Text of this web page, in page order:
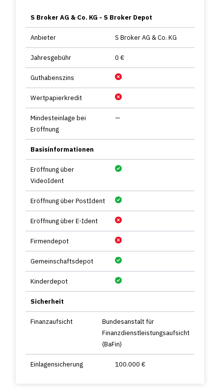
S Broker AG & Co. KG - S Broker Depot
Anbieter S Broker AG & Co. KG
Jahresgebühr 0 €
Guthabenszins
Wertpapierkredit
Mindesteinlage bei
Eröffnung
—
Basisinformationen
Eröffnung über
VideoIdent
Eröffnung über PostIdent
Eröffnung über E-Ident
Firmendepot
Gemeinschaftsdepot
Kinderdepot
Sicherheit
Finanzaufsicht
Bundesanstalt für
Finanzdienstleistungsaufsicht
(BaFin)
Einlagensicherung 100.000 €